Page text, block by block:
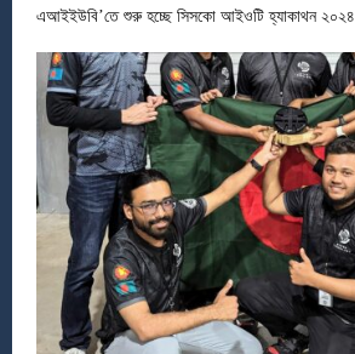
এআইইউবি’তে শুরু হচ্ছে সিসকো আইওটি হ্যাকাথন ২০২৪